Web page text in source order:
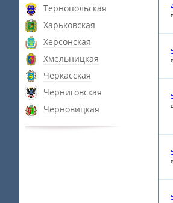
Тернопольская
Харьковская
Херсонская
Хмельницкая
Черкасская
Черниговская
Черновицкая